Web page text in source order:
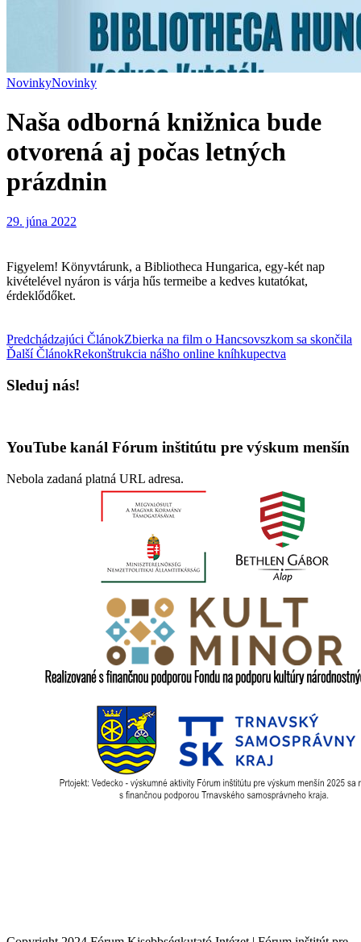
NovinkyNovinky
Naša odborná knižnica bude
otvorená aj počas letných
prázdnin
29. júna 2022
Figyelem! Könyvtárunk, a Bibliotheca Hungarica, egy-két nap
kivételével nyáron is várja hűs termeibe a kedves kutatókat,
érdeklődőket.
Predchádzajúci ČlánokZbierka na film o Hancsovszkom sa skončila
Ďalší ČlánokRekonštrukcia nášho online kníhkupectva
Sleduj nás!
YouTube kanál Fórum inštitútu pre výskum menšín
Nebola zadaná platná URL adresa.